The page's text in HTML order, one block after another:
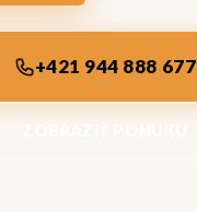
+421 944 888 677